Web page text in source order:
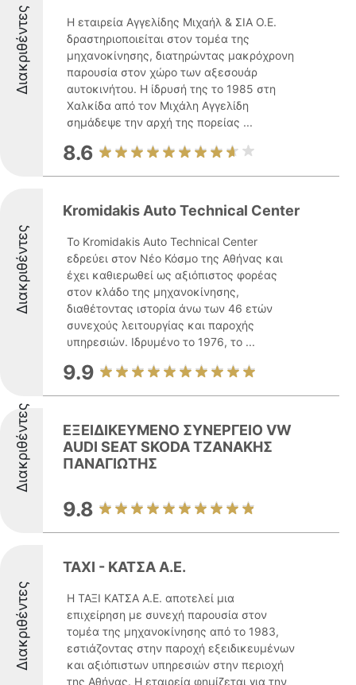
Διακριθέντες
Η εταιρεία Αγγελίδης Μιχαήλ & ΣΙΑ Ο.Ε.
δραστηριοποιείται στον τομέα της
μηχανοκίνησης, διατηρώντας μακρόχρονη
παρουσία στον χώρο των αξεσουάρ
αυτοκινήτου. Η ίδρυσή της το 1985 στη
Χαλκίδα από τον Μιχάλη Αγγελίδη
σημάδεψε την αρχή της πορείας ...
8.6
Διακριθέντες
Kromidakis Auto Technical Center
Το Kromidakis Auto Technical Center
εδρεύει στον Νέο Κόσμο της Αθήνας και
έχει καθιερωθεί ως αξιόπιστος φορέας
στον κλάδο της μηχανοκίνησης,
διαθέτοντας ιστορία άνω των 46 ετών
συνεχούς λειτουργίας και παροχής
υπηρεσιών. Ιδρυμένο το 1976, το ...
9.9
Διακριθέντες
ΕΞΕΙΔΙΚΕΥΜΕΝΟ ΣΥΝΕΡΓΕΙΟ VW
AUDI SEAT SKODA ΤΖΑΝΑΚΗΣ
ΠΑΝΑΓΙΩΤΗΣ
9.8
Διακριθέντες
TAXI - ΚΑΤΣΑ Α.Ε.
Η ΤΑΞΙ ΚΑΤΣΑ Α.Ε. αποτελεί μια
επιχείρηση με συνεχή παρουσία στον
τομέα της μηχανοκίνησης από το 1983,
εστιάζοντας στην παροχή εξειδικευμένων
και αξιόπιστων υπηρεσιών στην περιοχή
της Αθήνας. Η εταιρεία φημίζεται για την